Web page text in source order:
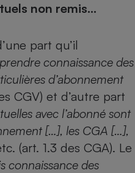
non remis…
part qu’il
prendre connaissance des
d’abonnement
CGV) et d’autre part
avec l’abonné sont
[…], les CGA […],
(art. 1.3 des CGA). Le
connaissance des
Cafetière à expressos